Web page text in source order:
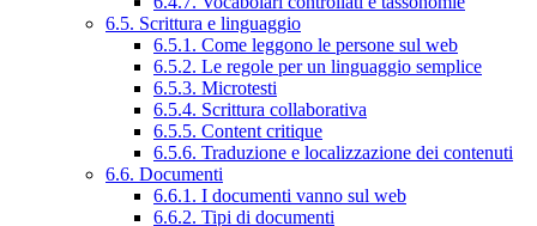
6.5. Scrittura e linguaggio
6.5.1. Come leggono le persone sul web
6.5.2. Le regole per un linguaggio semplice
6.5.3. Microtesti
6.5.4. Scrittura collaborativa
6.5.5. Content critique
6.5.6. Traduzione e localizzazione dei contenuti
6.6. Documenti
6.6.1. I documenti vanno sul web
6.6.2. Tipi di documenti